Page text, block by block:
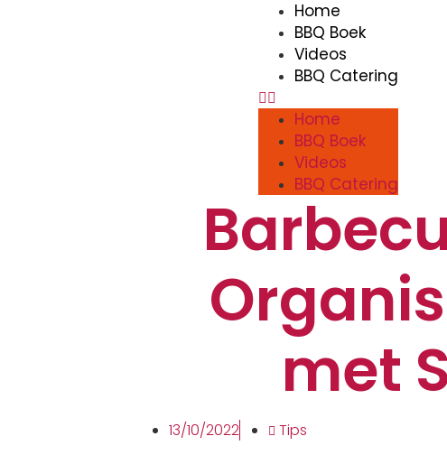
Home
BBQ Boek
Videos
BBQ Catering
Home
BBQ Boek
Videos
BBQ Catering
met
13/10/2022 Tips